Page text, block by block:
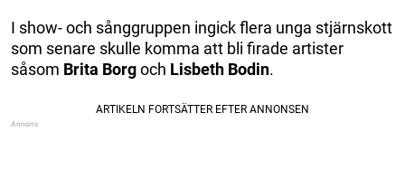
I show- och sånggruppen ingick flera unga stjärnskott
som senare skulle komma att bli firade artister
såsom Brita Borgoch Lisbeth Bodin.